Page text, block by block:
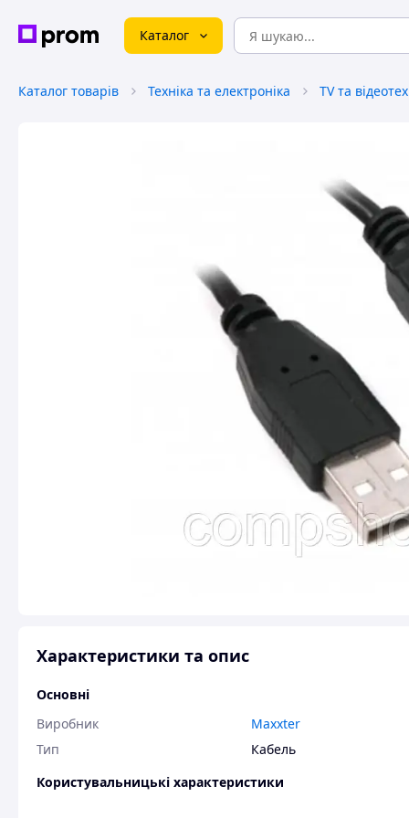
Каталог
Каталог товарів Техніка та електроніка TV та
Характеристики та опис
Основні
Виробник
Maxxter
Тип
Кабель
Користувальницькі характеристики